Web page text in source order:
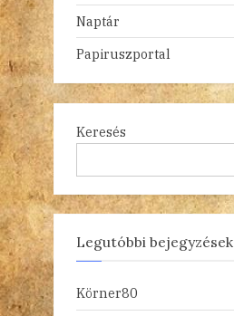
Naptár
Papiruszportal
Keresés
Legutóbbi bejegyzések
Körner80